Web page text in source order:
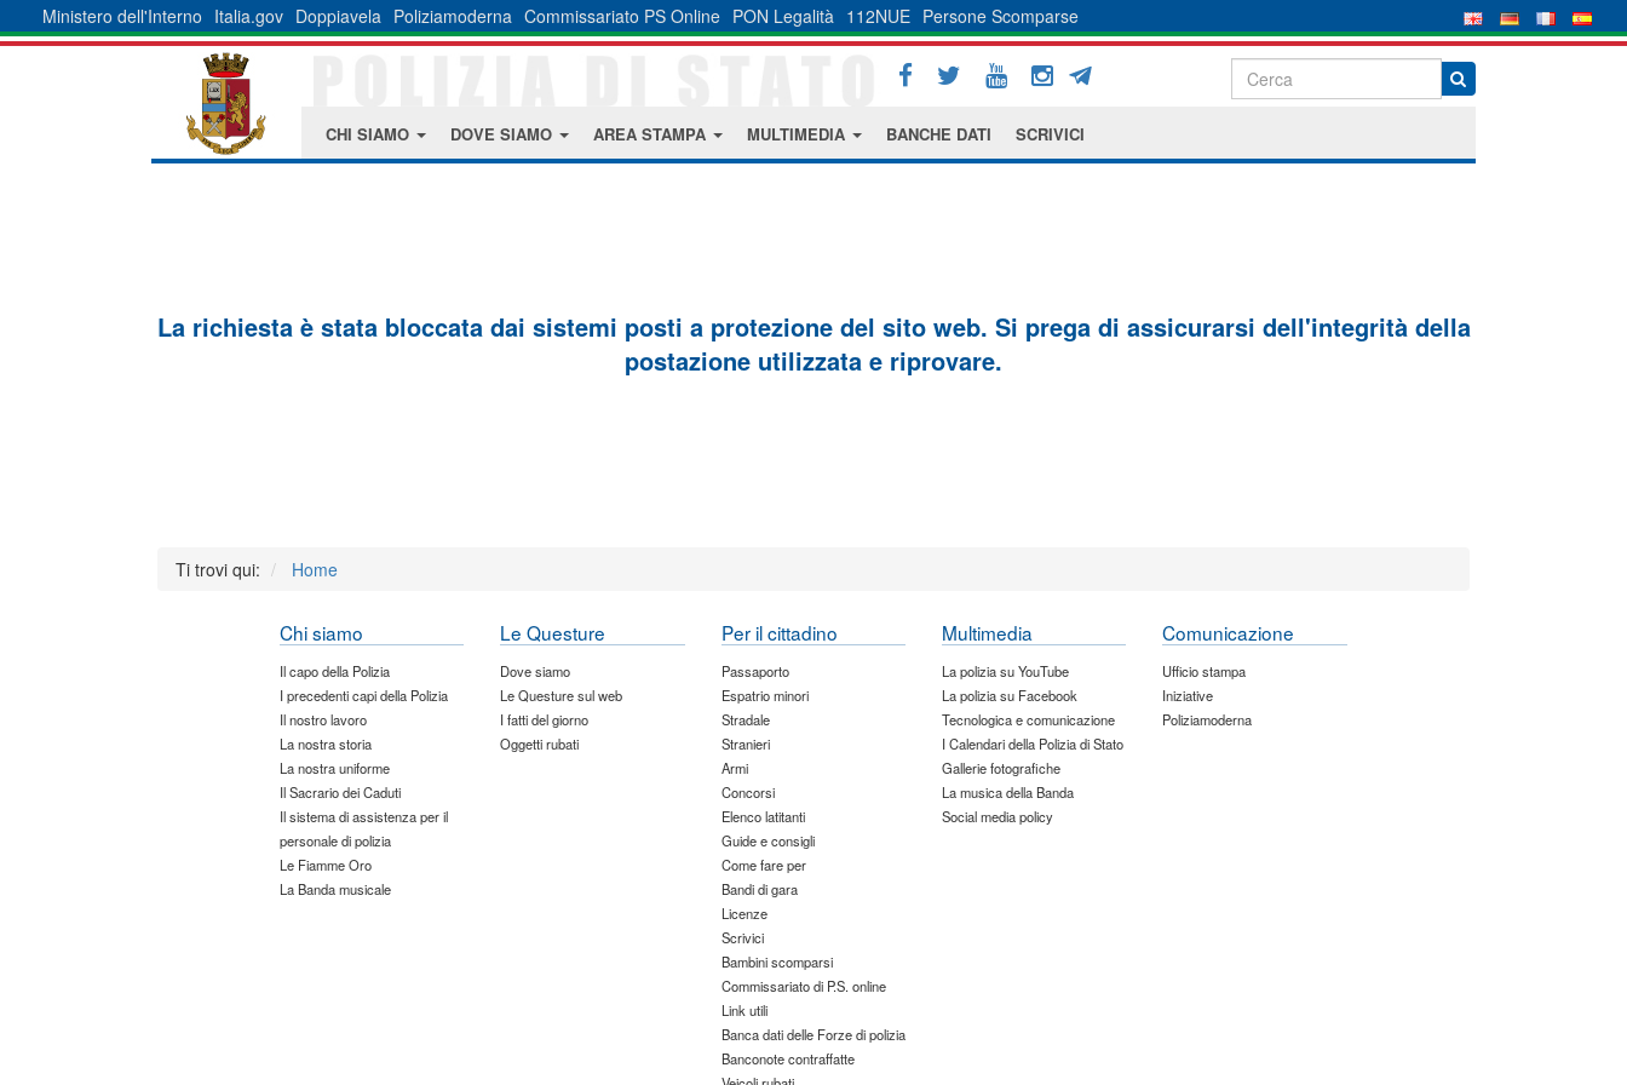
Ministero dell'Interno Italia.gov Doppiavela Poliziamoderna Commissariato PS Online PON Legalità 112NUE Persone Scomparse
CHI SIAMO DOVE SIAMO AREA STAMPA MULTIMEDIA BANCHE DATI SCRIVICI
La richiesta è stata bloccata dai sistemi posti a protezione del sito web. Si prega di assicurarsi dell'integrità della
postazione utilizzata e riprovare.
Ti trovi qui: Home
Chi siamo
Il capo della Polizia
I precedenti capi della Polizia
Il nostro lavoro
La nostra storia
La nostra uniforme
Il Sacrario dei Caduti
Il sistema di assistenza per il
personale di polizia
Le Fiamme Oro
La Banda musicale
Le Questure
Dove siamo
Le Questure sul web
I fatti del giorno
Oggetti rubati
Per il cittadino
Passaporto
Espatrio minori
Stradale
Stranieri
Armi
Concorsi
Elenco latitanti
Guide e consigli
Come fare per
Bandi di gara
Licenze
Scrivici
Bambini scomparsi
Commissariato di P.S. online
Link utili
Banca dati delle Forze di polizia
Banconote contraffatte
Multimedia
La polizia su YouTube
La polizia su Facebook
Tecnologica e comunicazione
I Calendari della Polizia di Stato
Gallerie fotografiche
La musica della Banda
Social media policy
Comunicazione
Ufficio stampa
Iniziative
Poliziamoderna